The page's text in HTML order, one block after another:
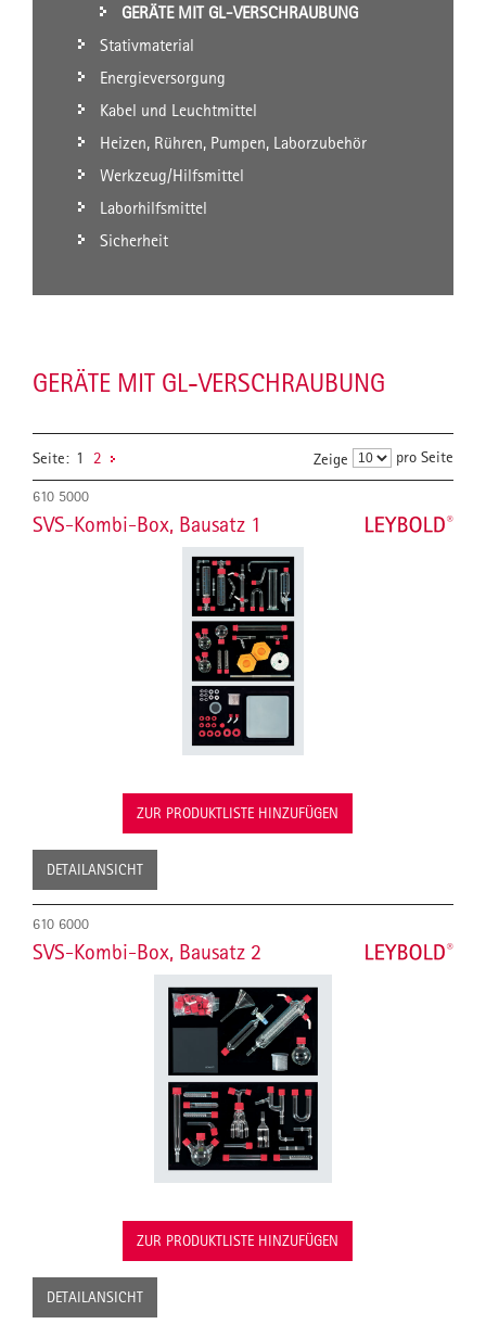
GERÄTE MIT GL-VERSCHRAUBUNG
Stativmaterial
Energieversorgung
Kabel und Leuchtmittel
Heizen, Rühren, Pumpen, Laborzubehör
Werkzeug/Hilfsmittel
Laborhilfsmittel
Sicherheit
GERÄTE MIT GL-VERSCHRAUBUNG
Seite: 1 2 Zeige pro Seite
610 5000
SVS-Kombi-Box, Bausatz 1
ZUR PRODUKTLISTE HINZUFÜGEN
DETAILANSICHT
610 6000
SVS-Kombi-Box, Bausatz 2
ZUR PRODUKTLISTE HINZUFÜGEN
DETAILANSICHT